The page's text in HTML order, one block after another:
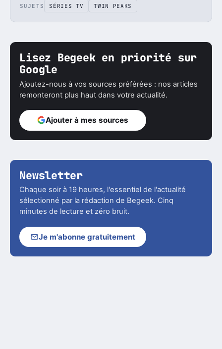
SUJETS SÉRIES TV TWIN PEAKS
Lisez Begeek en priorité sur
Google
Ajoutez-nous à vos sources préférées : nos articles
remonteront plus haut dans votre actualité.
Ajouter à mes sources
Newsletter
Chaque soir à 19 heures, l'essentiel de l'actualité
sélectionné par la rédaction de Begeek. Cinq
minutes de lecture et zéro bruit.
Je m'abonne gratuitement